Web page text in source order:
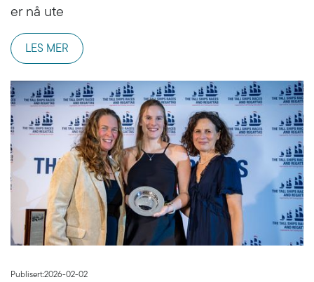
er nå ute
LES MER
Publisert:2026-02-02